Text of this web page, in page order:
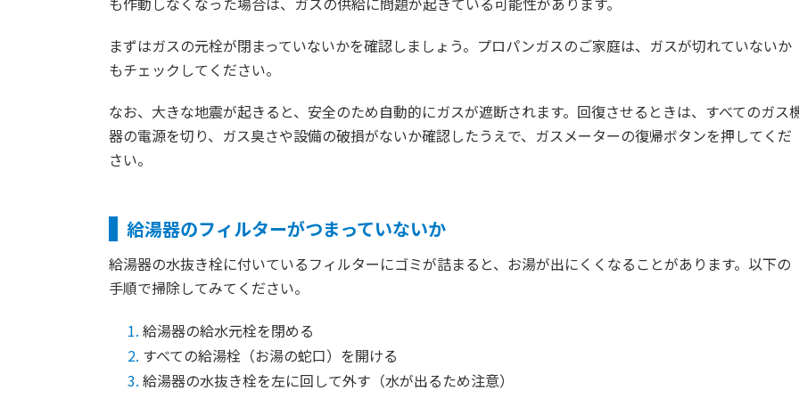
まずはガスの元栓が閉まっていないかを確認しましょう。プロパンガスのご家庭は、ガスが切れていないか
もチェックしてください。
なお、大きな地震が起きると、安全のため自動的にガスが遮断されます。回復させるときは、すべてのガス
器の電源を切り、ガス臭さや設備の破損がないか確認したうえで、ガスメーターの復帰ボタンを押してくだ
さい。
給湯器のフィルターがつまっていないか
給湯器の水抜き栓に付いているフィルターにゴミが詰まると、お湯が出にくくなることがあります。以下の
手順で掃除してみてください。
給湯器の給水元栓を閉める
すべての給湯栓（お湯の蛇口）を開ける
給湯器の水抜き栓を左に回して外す（水が出るため注意）